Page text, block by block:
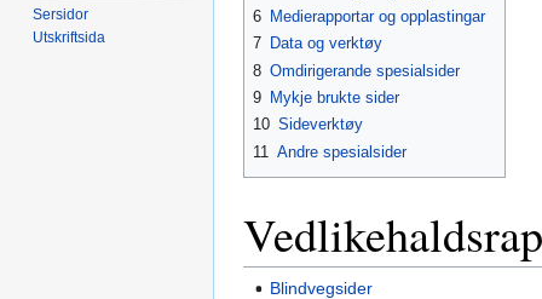
6 Medierapportar og opplastingar
7 Data og verktøy
8 Omdirigerande spesialsider
9 Mykje brukte sider
10 Sideverktøy
11 Andre spesialsider
Blindvegsider
Sersidor
Utskriftsida